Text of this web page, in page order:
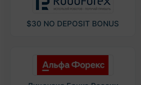
$30 NO DEPOSIT BONUS